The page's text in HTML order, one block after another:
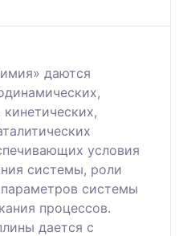
даются
условия
системы, роли
системы
процессов.
дается с